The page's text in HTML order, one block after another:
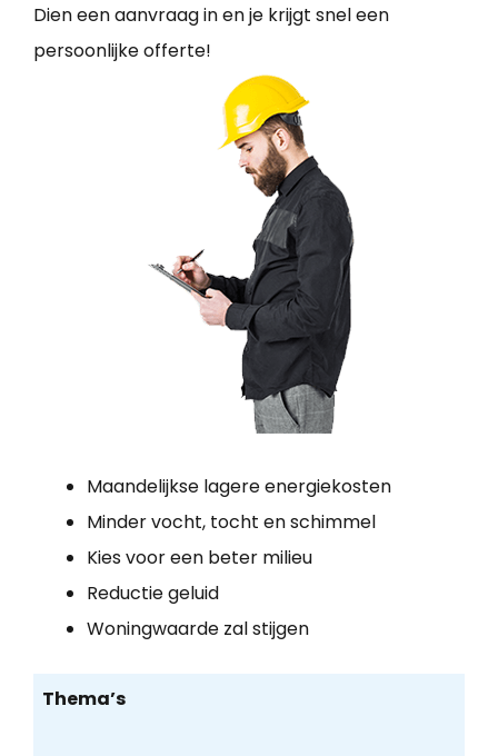
Dien een aanvraag in en je krijgt snel een
persoonlijke offerte!
Maandelijkse lagere energiekosten
Minder vocht, tocht en schimmel
Kies voor een beter milieu
Reductie geluid
Woningwaarde zal stijgen
Thema’s